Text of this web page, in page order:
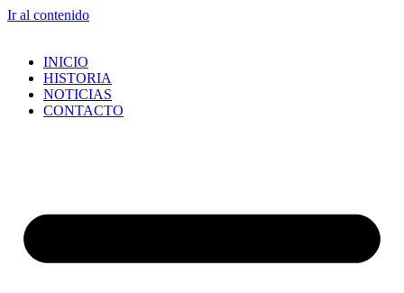
Ir al contenido
INICIO
HISTORIA
NOTICIAS
CONTACTO